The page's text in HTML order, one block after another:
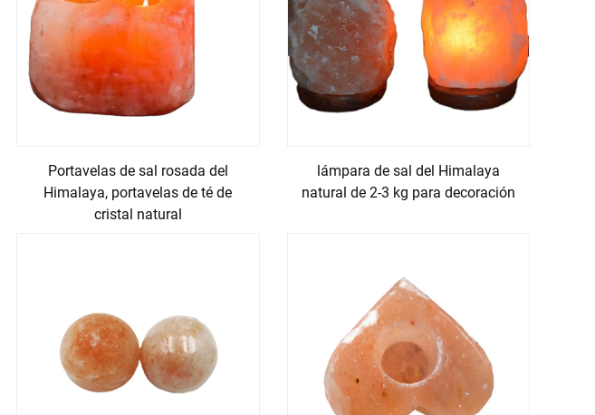
versátil en diversas aplicaciones. Tiene un alto punto de fusión y una
utensilios de cocina como bloques de sal. Cuando se calienta, el Producto
sabor único mientras mantiene una temperatura constante. Además, el
humedad del aire. Esta propiedad lo hace eficaz para purificar el aire
liberando luego aire limpio y fresco al ambiente. Las propiedades físicas
situaciones.
del Producto de Sal del Himalaya se realiza mediante métodos
A diferencia de algunos procesos industriales de producción de sal que
Producto de Sal del Himalaya tiene un impacto relativamente bajo.
a largo plazo y sostenible del Producto de Sal del Himalaya. Elegir el
apoya prácticas respetuosas con el medio ambiente, convirtiéndolo en una
Portavelas de sal rosada del
Himalaya, portavelas de té de
cristal natural
lámpara de sal del Himalaya
natural de 2-3 kg para decoración